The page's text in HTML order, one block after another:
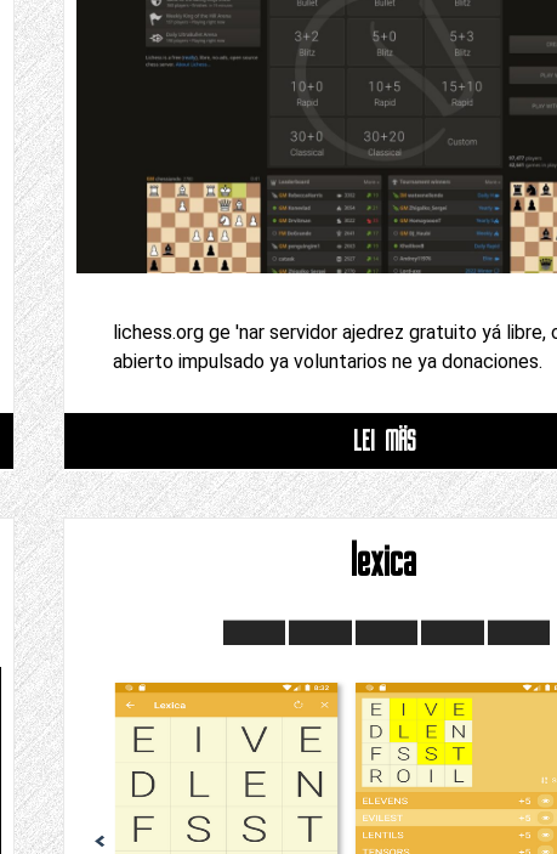
lichess.org ge 'nar servidor ajedrez gratuito yá libre,
abierto impulsado ya voluntarios ne ya donaciones.
LEI MÄS
lexica